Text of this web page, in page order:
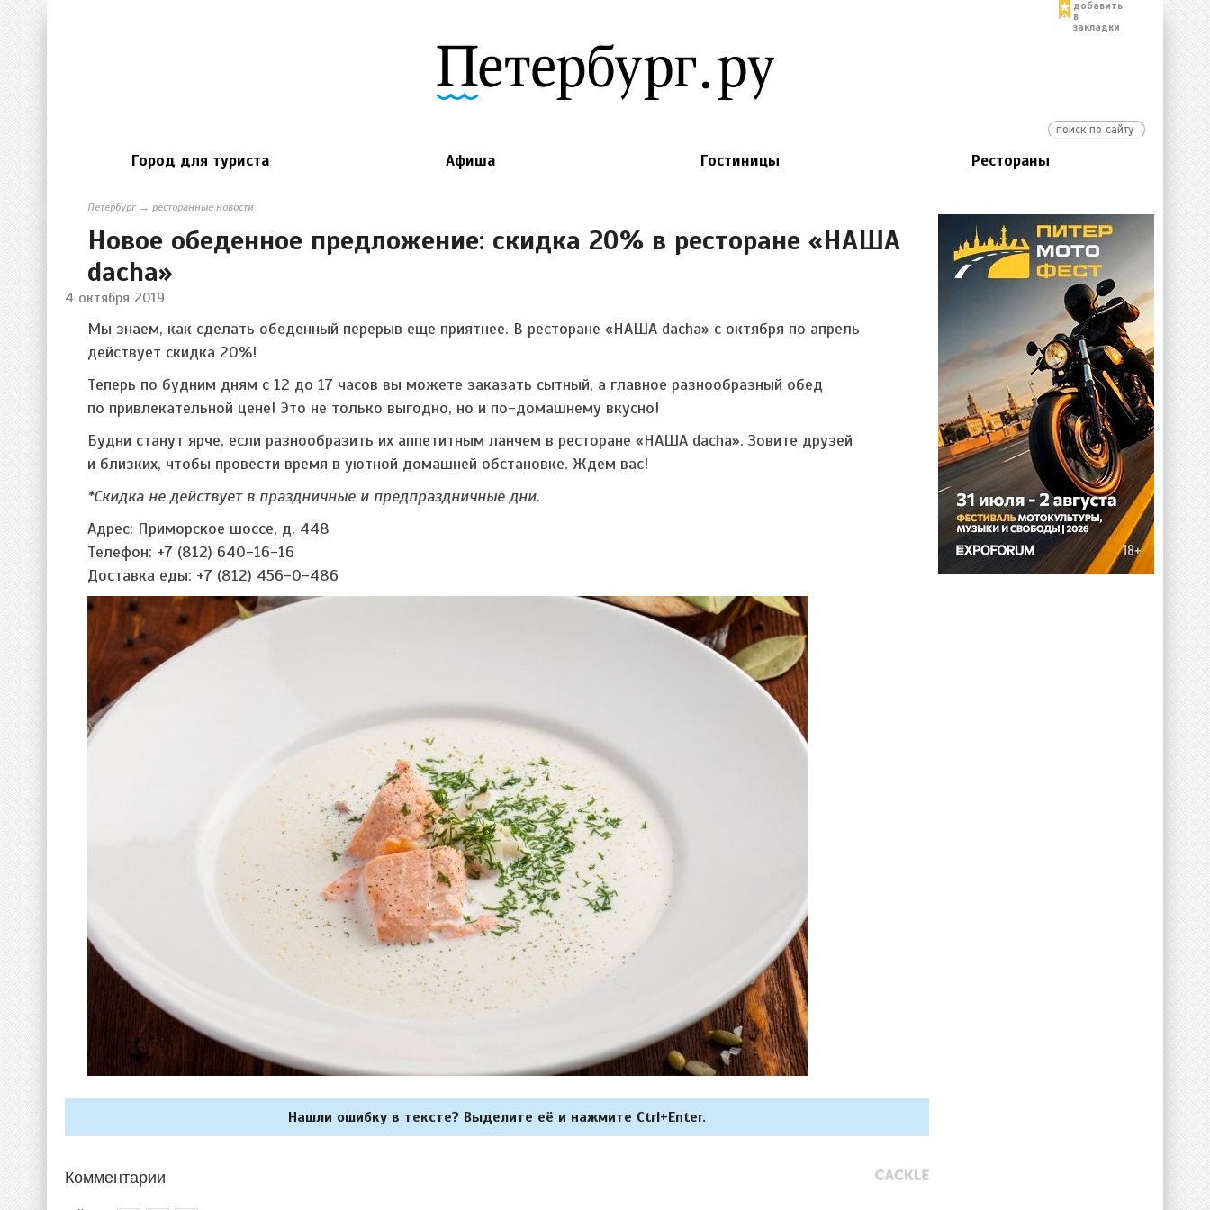
добавить
в
закладки
Город для туриста Афиша Гостиницы Рестораны
Петербург→ ресторанные новости
Новое обеденное предложение: скидка 20% в ресторане «НАША
dacha»
4 октября 2019
Мы знаем, как сделать обеденный перерыв еще приятнее. В ресторане «НАША dacha» с октября по апрель
действует скидка 20%!
Теперь по будним дням с 12 до 17 часов вы можете заказать сытный, а главное разнообразный обед
по привлекательной цене! Это не только выгодно, но и по-домашнему вкусно!
Будни станут ярче, если разнообразить их аппетитным ланчем в ресторане «НАША dacha». Зовите друзей
и близких, чтобы провести время в уютной домашней обстановке. Ждем вас!
*Скидка не действует в праздничные и предпраздничные дни.
Адрес: Приморское шоссе, д. 448
Телефон: +7 (812) 640-16-16
Доставка еды: +7 (812) 456-0-486
Нашли ошибку в тексте? Выделите её и нажмите Ctrl+Enter.
Комментарии